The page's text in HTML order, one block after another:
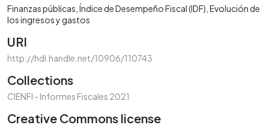
Finanzas públicas Índice de Desempeño Fiscal (IDF) Evolución de
los ingresos y gastos
URI
http://hdl.handle.net/10906/110743
Collections
CIENFI - Informes Fiscales 2021
Creative Commons license